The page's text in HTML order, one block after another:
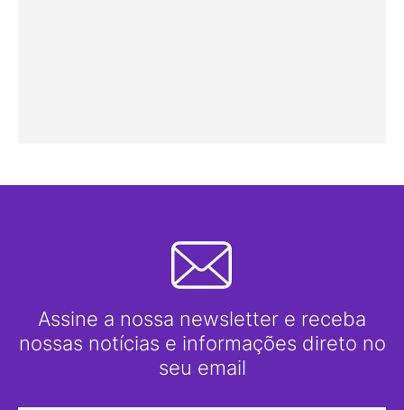
Assine a nossa newsletter e receba
nossas notícias e informações direto no
seu email